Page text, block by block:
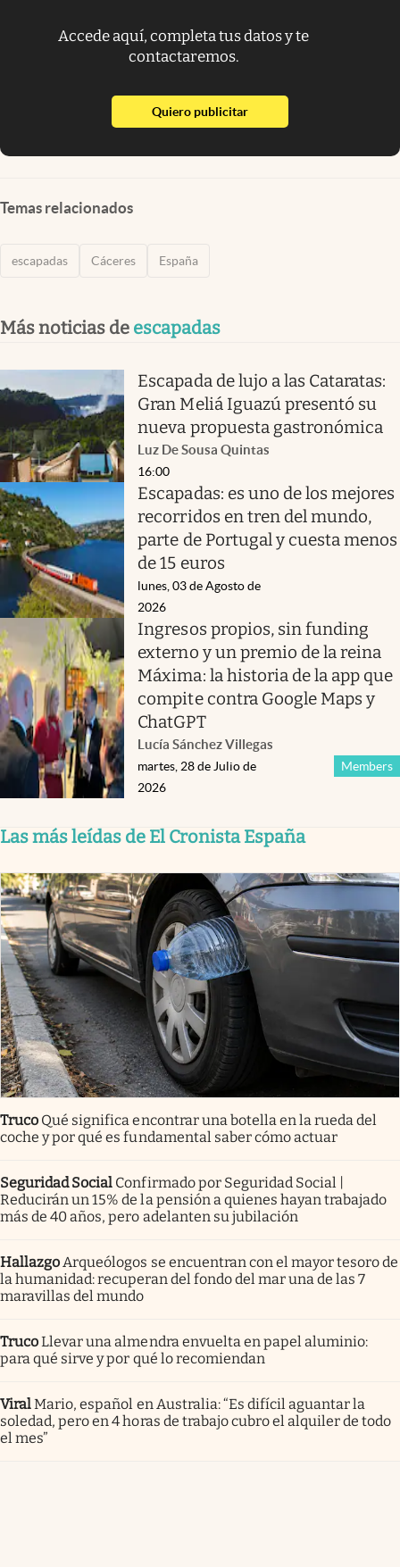
Accede aquí, completa tus datos y te
contactaremos.
Quiero publicitarabre en nueva pestaña
Temas relacionados
escapadas Cáceres España
Más noticias de escapadas
Escapada de lujo a las Cataratas:
Gran Meliá Iguazú presentó su
nueva propuesta gastronómica
Luz De Sousa Quintas
16:00
Escapadas: es uno de los mejores
recorridos en tren del mundo,
parte de Portugal y cuesta menos
de 15 euros
lunes, 03 de Agosto de
2026
Ingresos propios, sin funding
externo y un premio de la reina
Máxima: la historia de la app que
compite contra Google Maps y
ChatGPT
Lucía Sánchez Villegas
Members
martes, 28 de Julio de
2026
Las más leídas de El Cronista España
Truco Qué significa encontrar una botella en la rueda del
coche y por qué es fundamental saber cómo actuar
Seguridad Social Confirmado por Seguridad Social |
Reducirán un 15% de la pensión a quienes hayan trabajado
más de 40 años, pero adelanten su jubilación
Hallazgo Arqueólogos se encuentran con el mayor tesoro de
la humanidad: recuperan del fondo del mar una de las 7
maravillas del mundo
TrucoLlevar una almendra envuelta en papel aluminio:
para qué sirve y por qué lo recomiendan
ViralMario, español en Australia: “Es difícil aguantar la
soledad, pero en 4 horas de trabajo cubro el alquiler de todo
el mes”